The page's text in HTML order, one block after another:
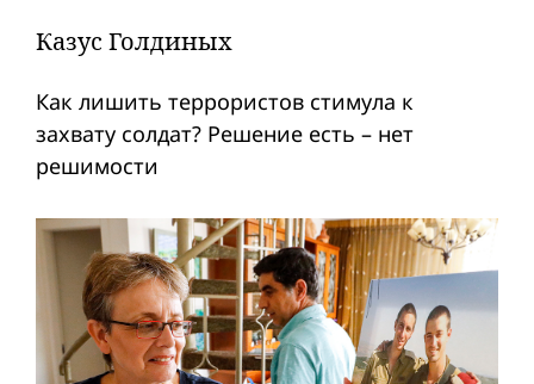
Казус Голдиных
Как лишить террористов стимула к
захвату солдат? Решение есть – нет
решимости